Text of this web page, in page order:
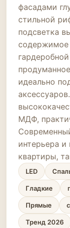
фасадами
стильной
подсветка
содержимое
идеально
МДФ,
интерьера и
квартиры,
LED
Гладкие
Прямые
Тренд 2026